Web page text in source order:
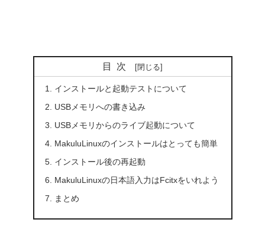
目次
インストールと起動テストについて
USBメモリへの書き込み
USBメモリからのライブ起動について
MakuluLinuxのインストールはとっても簡単
インストール後の再起動
MakuluLinuxの日本語入力はFcitxをいれよう
まとめ